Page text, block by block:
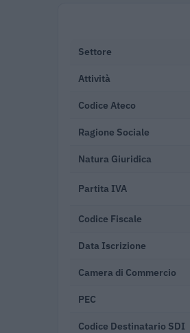
Settore
Attività
Codice Ateco
Ragione Sociale
Natura Giuridica
Partita IVA
Codice Fiscale
Data Iscrizione
Camera di Commercio
PEC
Codice Destinatario SDI